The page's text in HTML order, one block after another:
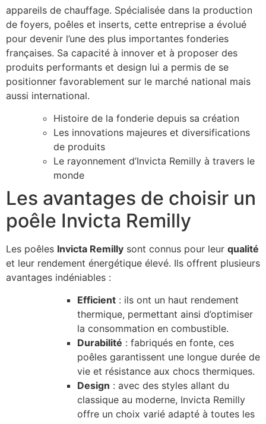
appareils de chauffage. Spécialisée dans la production
de foyers, poêles et inserts, cette entreprise a évolué
pour devenir l’une des plus importantes fonderies
françaises. Sa capacité à innover et à proposer des
produits performants et design lui a permis de se
positionner favorablement sur le marché national mais
aussi international.
Histoire de la fonderie depuis sa création
Les innovations majeures et diversifications
de produits
Le rayonnement d’Invicta Remilly à travers le
monde
Les avantages de choisir un
poêle Invicta Remilly
Les poêles Invicta Remilly sont connus pour leur qualité
et leur rendement énergétique élevé. Ils offrent plusieurs
avantages indéniables :
Efficient : ils ont un haut rendement
thermique, permettant ainsi d’optimiser
la consommation en combustible.
Durabilité : fabriqués en fonte, ces
poêles garantissent une longue durée de
vie et résistance aux chocs thermiques.
Design : avec des styles allant du
classique au moderne, Invicta Remilly
offre un choix varié adapté à toutes les